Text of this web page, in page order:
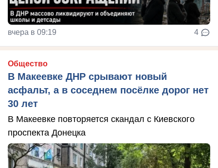
вчера в 09:19 4
Общество
В Макеевке ДНР срывают новый
асфальт, а в соседнем посёлке дорог нет
30 лет
В Макеевке повторяется скандал с Киевского
проспекта Донецка